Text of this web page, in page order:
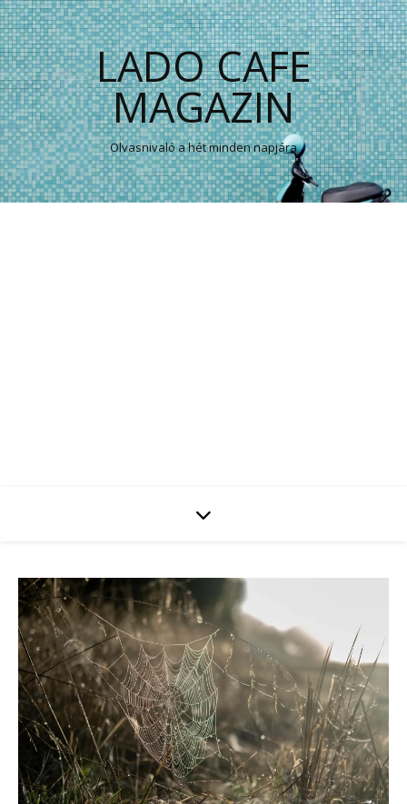
LADO CAFE
MAGAZIN
Olvasnivaló a hét minden napjára